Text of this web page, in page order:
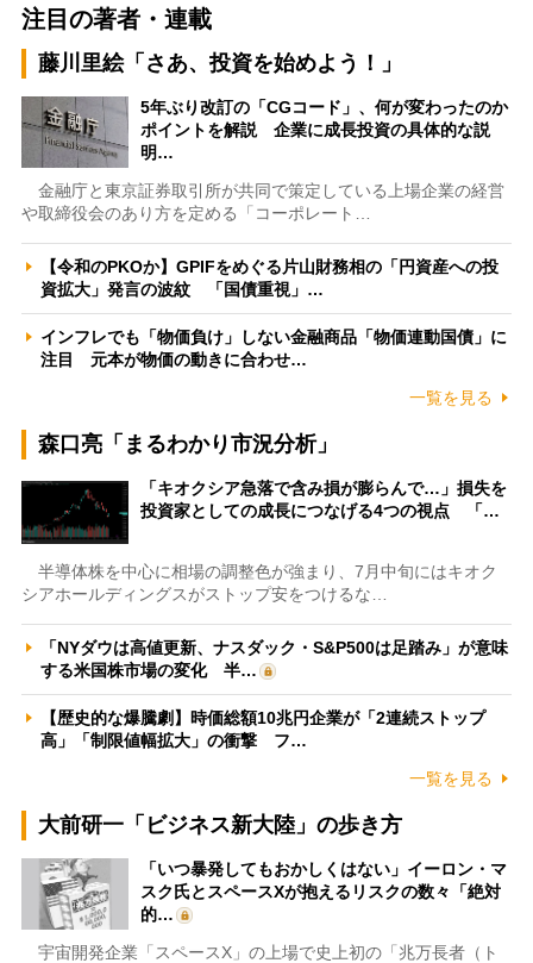
注目の著者・連載
藤川里絵「さあ、投資を始めよう！」
5年ぶり改訂の「CGコード」、何が変わったのか
ポイントを解説 企業に成長投資の具体的な説
明…
金融庁と東京証券取引所が共同で策定している上場企業の経営
や取締役会のあり方を定める「コーポレート…
【令和のPKOか】GPIFをめぐる片山財務相の「円資産への投
資拡大」発言の波紋 「国債重視」…
インフレでも「物価負け」しない金融商品「物価連動国債」に
注目 元本が物価の動きに合わせ…
一覧を見る
森口亮「まるわかり市況分析」
「キオクシア急落で含み損が膨らんで…」損失を
投資家としての成長につなげる4つの視点 「…
半導体株を中心に相場の調整色が強まり、7月中旬にはキオク
シアホールディングスがストップ安をつけるな…
「NYダウは高値更新、ナスダック・S&P500は足踏み」が意味
する米国株市場の変化 半…
【歴史的な爆騰劇】時価総額10兆円企業が「2連続ストップ
高」「制限値幅拡大」の衝撃 フ…
一覧を見る
大前研一「ビジネス新大陸」の歩き方
「いつ暴発してもおかしくはない」イーロン・マ
スク氏とスペースXが抱えるリスクの数々「絶対
的…
宇宙開発企業「スペースX」の上場で史上初の「兆万長者（ト